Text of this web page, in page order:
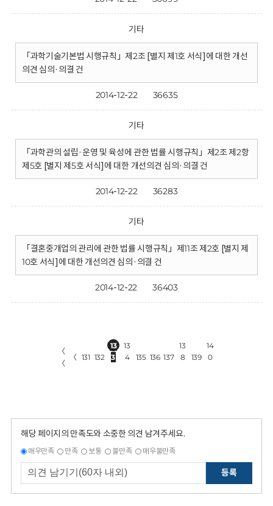
기타
「과학기술기본법 시행규칙」제2조 [별지 제1호 서식]에 대한 개선
의견 심의·의결 건
2014-12-22 36635
기타
「과학관의 설립·운영 및 육성에 관한 법률 시행규칙」제2조 제2항
제5호 [별지 제5호 서식]에 대한 개선의견 심의·의결 건
2014-12-22 36283
기타
「결혼중개업의 관리에 관한 법률 시행규칙」제11조 제2호 [별지 제
10호 서식]에 대한 개선의견 심의·의결 건
2014-12-22 36403
〈
〈
〈 131 132
13
3
13
4
135 136 137
13
8
139
14
0
해당 페이지의 만족도와 소중한 의견 남겨주세요.
매우만족 만족 보통 불만족 매우불만족
등록